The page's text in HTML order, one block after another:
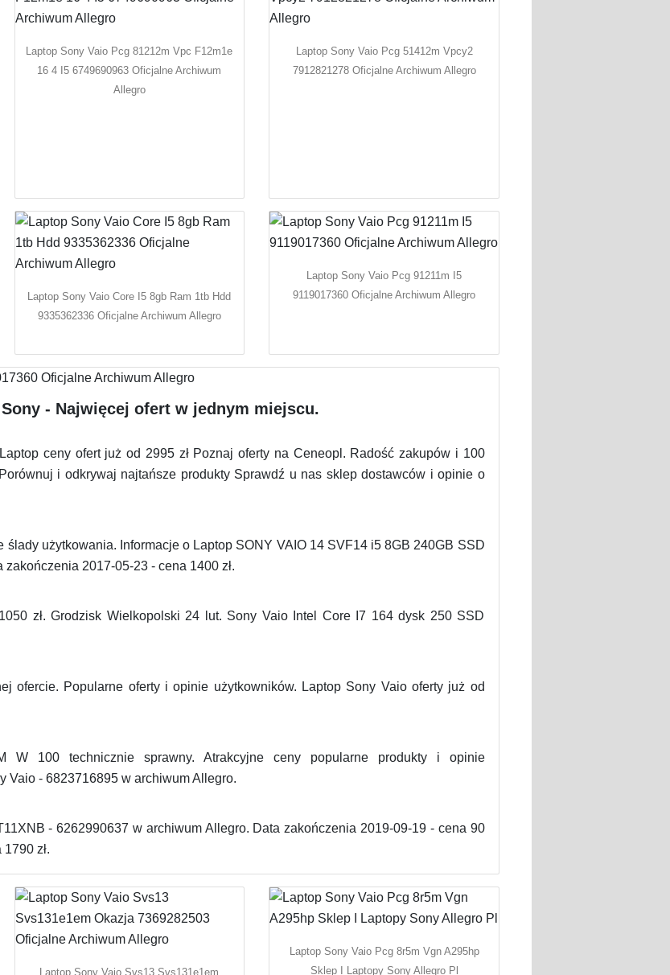
Laptop Sony Vaio Pcg 81212m Vpc F12m1e
16 4 I5 6749690963 Oficjalne Archiwum
Allegro
Laptop Sony Vaio Pcg 51412m Vpcy2
7912821278 Oficjalne Archiwum Allegro
Laptop Sony Vaio Core I5 8gb Ram 1tb Hdd
9335362336 Oficjalne Archiwum Allegro
Laptop Sony Vaio Pcg 91211m I5
9119017360 Oficjalne Archiwum Allegro
- Najwięcej ofert w jednym miejscu.
ceny ofert już od 2995 zł Poznaj oferty na Ceneopl. Radość zakupów i 100
i odkrywaj najtańsze produkty Sprawdź u nas sklep dostawców i opinie o
ślady użytkowania. Informacje o Laptop SONY VAIO 14 SVF14 i5 8GB 240GB SSD
2017-05-23 - cena 1400 zł.
zł. Grodzisk Wielkopolski 24 lut. Sony Vaio Intel Core I7 164 dysk 250 SSD
ofercie. Popularne oferty i opinie użytkowników. Laptop Sony Vaio oferty już od
W 100 technicznie sprawny. Atrakcyjne ceny popularne produkty i opinie
Vaio - 6823716895 w archiwum Allegro.
- 6262990637 w archiwum Allegro. Data zakończenia 2019-09-19 - cena 90
zł.
Laptop Sony Vaio Svs13 Svs131e1em
Laptop Sony Vaio Pcg 8r5m Vgn A295hp
Sklep I Laptopy Sony Allegro Pl